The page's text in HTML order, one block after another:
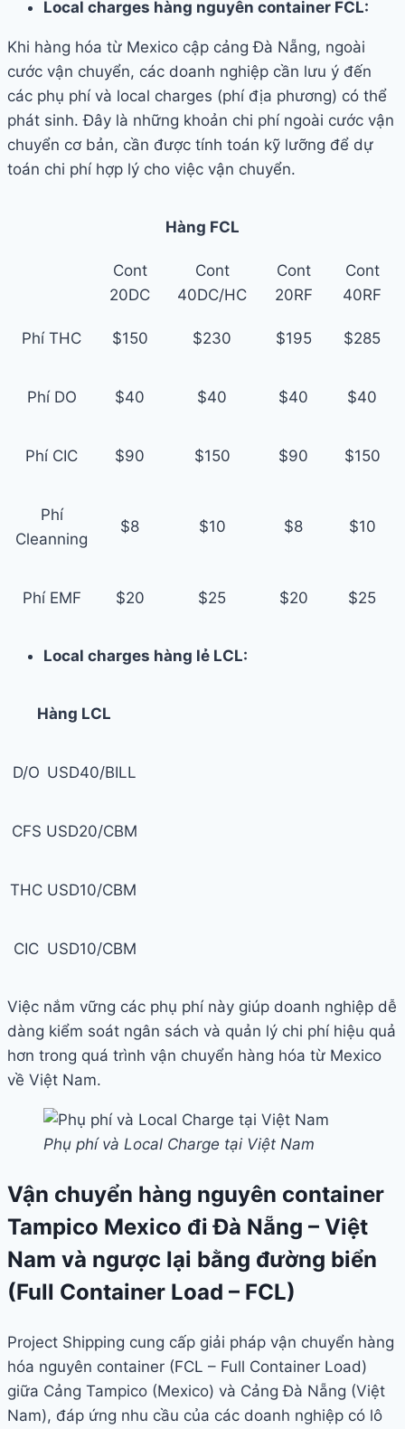
Local charges hàng nguyên container FCL:
Khi hàng hóa từ Mexico cập cảng Đà Nẵng, ngoài
cước vận chuyển, các doanh nghiệp cần lưu ý đến
các phụ phí và local charges (phí địa phương) có thể
phát sinh. Đây là những khoản chi phí ngoài cước vận
chuyển cơ bản, cần được tính toán kỹ lưỡng để dự
toán chi phí hợp lý cho việc vận chuyển.
Hàng FCL
Cont
20DC
Cont
40DC/HC
Cont
20RF
Cont
40RF
Phí THC $150 $230 $195 $285
Phí DO $40 $40 $40 $40
Phí CIC $90 $150 $90 $150
Phí
Cleanning
$8 $10 $8 $10
Phí EMF $20 $25 $20 $25
Local charges hàng lẻ LCL:
Hàng LCL
D/O USD40/BILL
CFS USD20/CBM
THC USD10/CBM
CIC USD10/CBM
Việc nắm vững các phụ phí này giúp doanh nghiệp dễ
dàng kiểm soát ngân sách và quản lý chi phí hiệu quả
hơn trong quá trình vận chuyển hàng hóa từ Mexico
về Việt Nam.
Phụ phí và Local Charge tại Việt Nam
Vận chuyển hàng nguyên container
Tampico Mexico đi Đà Nẵng – Việt
Nam và ngược lại bằng đường biển
(Full Container Load – FCL)
Project Shipping cung cấp giải pháp vận chuyển hàng
hóa nguyên container (FCL – Full Container Load)
giữa Cảng Tampico (Mexico) và Cảng Đà Nẵng (Việt
Nam), đáp ứng nhu cầu của các doanh nghiệp có lô